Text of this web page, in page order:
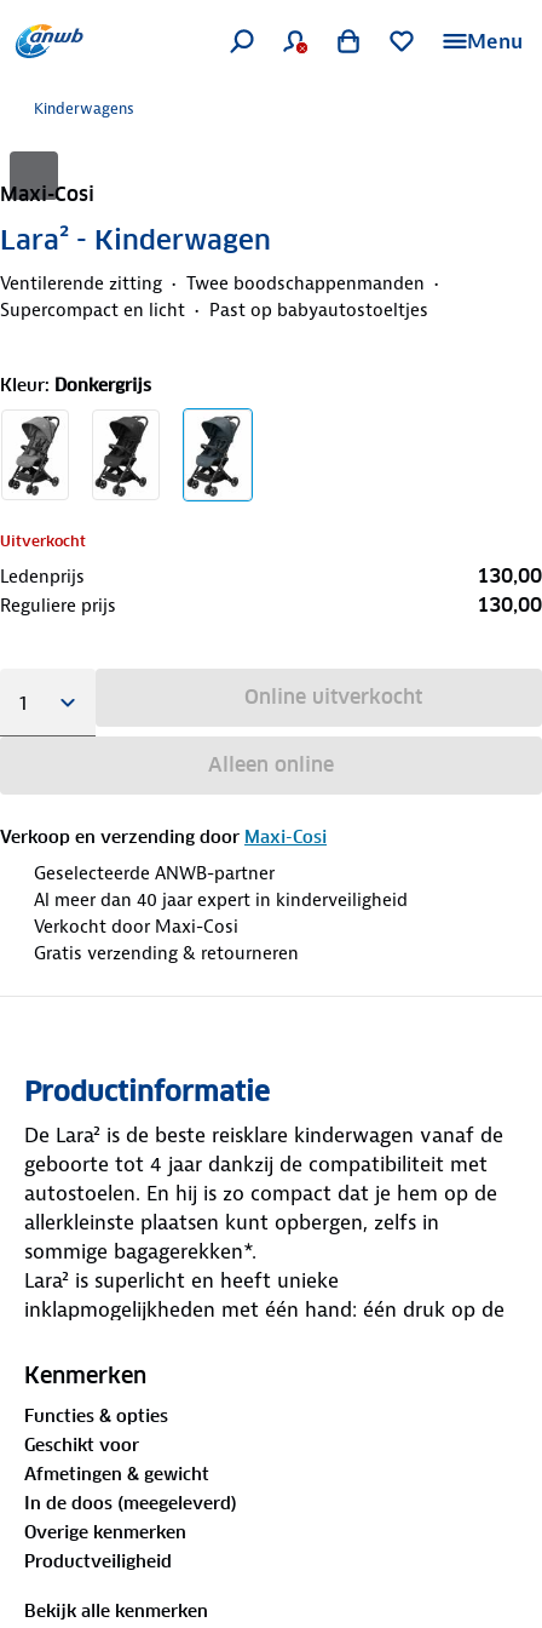
Menu
Kinderwagens
Maxi-Cosi
Lara² - Kinderwagen
Ventilerende zitting
Twee boodschappenmanden
Supercompact en licht
Past op babyautostoeltjes
Kleur: Donkergrijs
Uitverkocht
Ledenprijs 130,00
Reguliere prijs 130,00
Online uitverkocht
Alleen online
Verkoop en verzending door Maxi-Cosi
Geselecteerde ANWB-partner
Al meer dan 40 jaar expert in kinderveiligheid
Verkocht door Maxi-Cosi
Gratis verzending & retourneren
Productinformatie
De Lara² is de beste reisklare kinderwagen vanaf de
geboorte tot 4 jaar dankzij de compatibiliteit met
autostoelen. En hij is zo compact dat je hem op de
allerkleinste plaatsen kunt opbergen, zelfs in
sommige bagagerekken*.
Lara² is superlicht en heeft unieke
inklapmogelijkheden met één hand: één druk op de
Je kunt alles wat jij en je baby nodig hebben
zijn voor jouw comfort. Je kleintje zal comfortabel
genieten van de rit, zelfs bij warme temperaturen,
dankzij de ademende stoffen.
*Vraag dit voor de zekerheid vóór de reis na bij de
luchtvaartmaatschappij.
Kenmerken
Functies & opties
Geschikt voor
Afmetingen & gewicht
In de doos (meegeleverd)
Overige kenmerken
Productveiligheid
Bekijk alle kenmerken